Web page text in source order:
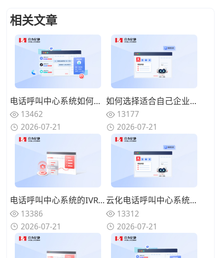
相关文章
电话呼叫中心系统如何与在线渠道融合？全触点统一路由的协同方案
13462
2026-07-21
如何选择适合自己企业的电话呼叫中心系统？功能匹配与扩展性的权衡
13177
2026-07-21
电话呼叫中心系统的IVR设计有哪些技巧？告别迷宫式菜单的用户友好设计
13386
2026-07-21
云化电话呼叫中心系统有哪些优势？告别硬件束缚的灵活部署模式
13312
2026-07-21